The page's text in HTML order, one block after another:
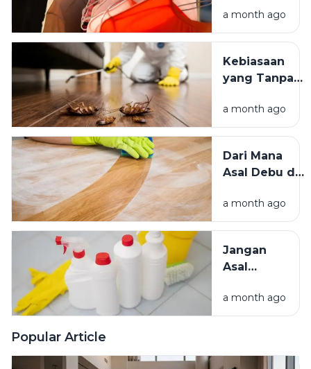
Kesejahteraan
Kita?
atau Di
Tempat
Mana yang
Lebih
a month ago
Kebiasaan
yang Tanpa
Mengundang
Kecoak,
Hama
Lainnya Ke
a month ago
Dari Mana
Asal Debu di
Kenali
Penyebab
Mengatasinya
a month ago
Jangan
Asal
Bahan
Pembersih
a month ago
Popular Article